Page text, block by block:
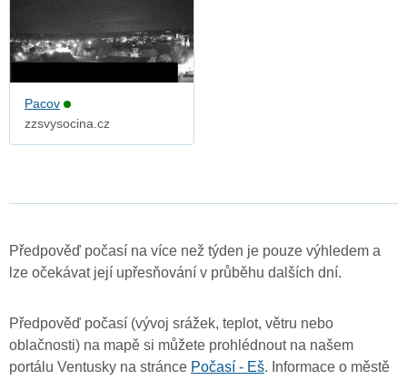
Pacov
zzsvysocina.cz
Předpověď počasí na více než týden je pouze výhledem a
lze očekávat její upřesňování v průběhu dalších dní.
Předpověď počasí (vývoj srážek, teplot, větru nebo
oblačnosti) na mapě si můžete prohlédnout na našem
portálu Ventusky na stránce Počasí - Eš. Informace o městě